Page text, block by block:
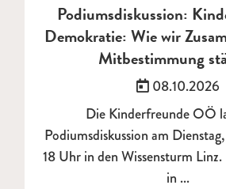
Podiumsdiskussion:
Demokratie: Wie wir
Mitbestimmung
Veröffentlicht
08.10.2026
Die Kinderfreunde OÖ
Podiumsdiskussion am
18 Uhr in den Wissensturm
in ...